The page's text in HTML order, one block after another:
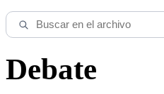
Debate